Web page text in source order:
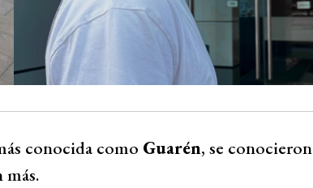
conocida como Guarén, se conocieron
más.